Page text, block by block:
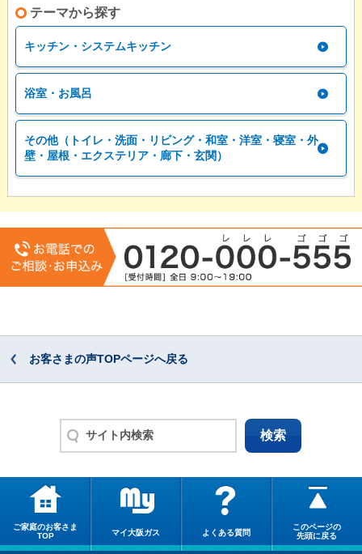
テーマから探す
キッチン・システムキッチン
浴室・お風呂
その他（トイレ・洗面・リビング・和室・洋室・寝室・外
壁・屋根・エクステリア・廊下・玄関）
お客さまの声TOPページへ戻る
ご家庭のお客さま
TOP
マイ大阪ガス よくある質問
このページの
先頭に戻る